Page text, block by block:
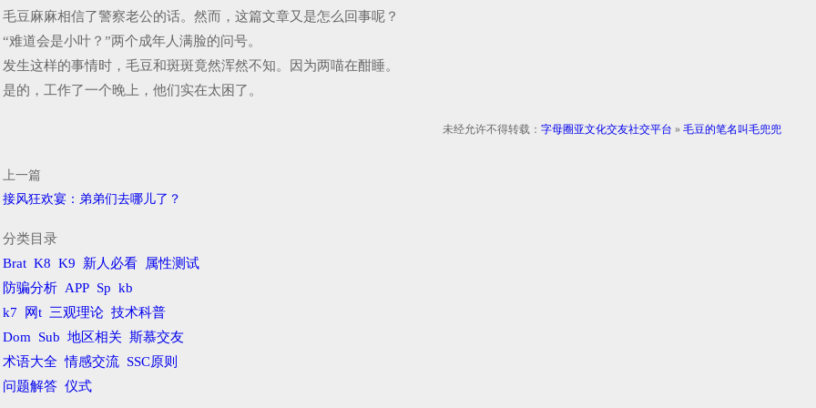
毛豆麻麻相信了警察老公的话。然而，这篇文章又是怎么回事呢？
“难道会是小叶？”两个成年人满脸的问号。
发生这样的事情时，毛豆和斑斑竟然浑然不知。因为两喵在酣睡。
是的，工作了一个晚上，他们实在太困了。
未经允许不得转载： 字母圈亚文化交友社交平台 » 毛豆的笔名叫毛兜兜
上一篇
接风狂欢宴：弟弟们去哪儿了？
分类目录
Brat K8 K9 新人必看
属性测试
防骗分析 APP Sp kb
k7
网t 三观理论 技术科普
Dom Sub 地区相关 斯慕交友
术语大全 情感交流 SSC原则
问题解答 仪式